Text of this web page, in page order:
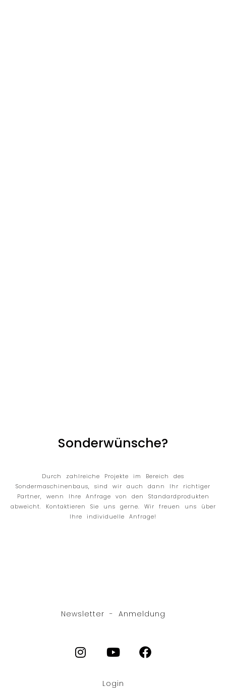
Sonderwünsche?
Durch zahlreiche Projekte im Bereich des
Sondermaschinenbaus, sind wir auch dann Ihr richtiger
Partner, wenn Ihre Anfrage von den Standardprodukten
abweicht. Kontaktieren Sie uns gerne. Wir freuen uns über
Ihre individuelle Anfrage!
Newsletter - Anmeldung
Login